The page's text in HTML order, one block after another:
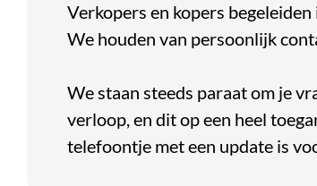
Verkopers en kopers
We houden van persoonlijk
We staan steeds paraat om je
verloop, en dit op een heel
telefoontje met een update is